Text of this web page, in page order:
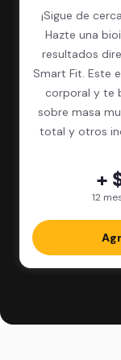
¡Sigue de
Hazte una
resultados
Smart Fit. Este
corporal y te
sobre masa
total y otros
+
12